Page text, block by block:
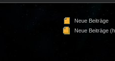
Neue Beiträge
Neue Beiträge